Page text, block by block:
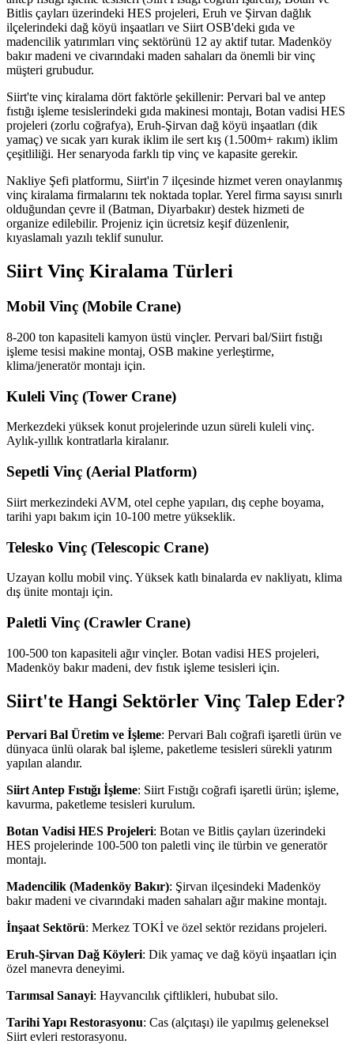
Bitlis çayları üzerindeki HES projeleri, Eruh ve Şirvan dağlık
ilçelerindeki dağ köyü inşaatları ve Siirt OSB'deki gıda ve
madencilik yatırımları vinç sektörünü 12 ay aktif tutar. Madenköy
bakır madeni ve civarındaki maden sahaları da önemli bir vinç
müşteri grubudur.
Siirt'te vinç kiralama dört faktörle şekillenir: Pervari bal ve antep
fıstığı işleme tesislerindeki gıda makinesi montajı, Botan vadisi HES
projeleri (zorlu coğrafya), Eruh-Şirvan dağ köyü inşaatları (dik
yamaç) ve sıcak yarı kurak iklim ile sert kış (1.500m+ rakım) iklim
çeşitliliği. Her senaryoda farklı tip vinç ve kapasite gerekir.
Nakliye Şefi platformu, Siirt'in 7 ilçesinde hizmet veren onaylanmış
vinç kiralama firmalarını tek noktada toplar. Yerel firma sayısı sınırlı
olduğundan çevre il (Batman, Diyarbakır) destek hizmeti de
organize edilebilir. Projeniz için ücretsiz keşif düzenlenir,
kıyaslamalı yazılı teklif sunulur.
Siirt Vinç Kiralama Türleri
Mobil Vinç (Mobile Crane)
8-200 ton kapasiteli kamyon üstü vinçler. Pervari bal/Siirt fıstığı
işleme tesisi makine montaj, OSB makine yerleştirme,
klima/jeneratör montajı için.
Kuleli Vinç (Tower Crane)
Merkezdeki yüksek konut projelerinde uzun süreli kuleli vinç.
Aylık-yıllık kontratlarla kiralanır.
Sepetli Vinç (Aerial Platform)
Siirt merkezindeki AVM, otel cephe yapıları, dış cephe boyama,
tarihi yapı bakım için 10-100 metre yükseklik.
Telesko Vinç (Telescopic Crane)
Uzayan kollu mobil vinç. Yüksek katlı binalarda ev nakliyatı, klima
dış ünite montajı için.
Paletli Vinç (Crawler Crane)
100-500 ton kapasiteli ağır vinçler. Botan vadisi HES projeleri,
Madenköy bakır madeni, dev fıstık işleme tesisleri için.
Siirt'te Hangi Sektörler Vinç Talep Eder?
Pervari Bal Üretim ve İşleme: Pervari Balı coğrafi işaretli ürün ve
dünyaca ünlü olarak bal işleme, paketleme tesisleri sürekli yatırım
yapılan alandır.
Siirt Antep Fıstığı İşleme: Siirt Fıstığı coğrafi işaretli ürün; işleme,
kavurma, paketleme tesisleri kurulum.
Botan Vadisi HES Projeleri: Botan ve Bitlis çayları üzerindeki
HES projelerinde 100-500 ton paletli vinç ile türbin ve generatör
montajı.
Madencilik (Madenköy Bakır): Şirvan ilçesindeki Madenköy
bakır madeni ve civarındaki maden sahaları ağır makine montajı.
İnşaat Sektörü: Merkez TOKİ ve özel sektör rezidans projeleri.
Eruh-Şirvan Dağ Köyleri: Dik yamaç ve dağ köyü inşaatları için
özel manevra deneyimi.
Tarımsal Sanayi: Hayvancılık çiftlikleri, hububat silo.
Tarihi Yapı Restorasyonu: Cas (alçıtaşı) ile yapılmış geleneksel
Siirt evleri restorasyonu.